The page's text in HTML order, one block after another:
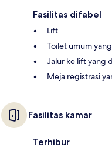
Fasilitas difabel
Lift
Toilet umum
Jalur ke lift yang
Meja registrasi
Fasilitas kamar
Terhibur